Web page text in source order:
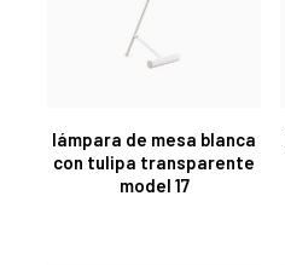
lámpara de mesa blanca
con tulipa transparente
model 17